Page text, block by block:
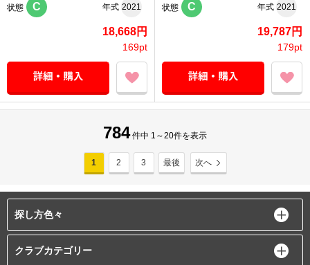
状態 C 年式 2021
18,668円
169pt
状態 C 年式 2021
19,787円
179pt
784 件中 1～20件を表示
1 2 3 最後 次へ
探し方色々
クラブカテゴリー